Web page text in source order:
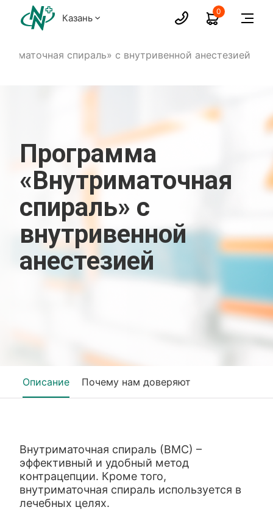
Казань
0
спираль» с внутривенной анестезией
Программа
«Внутриматочная
спираль» с
внутривенной
анестезией
Описание Почему нам доверяют
Внутриматочная спираль (ВМС) –
эффективный и удобный метод
контрацепции. Кроме того,
внутриматочная спираль используется в
лечебных целях.